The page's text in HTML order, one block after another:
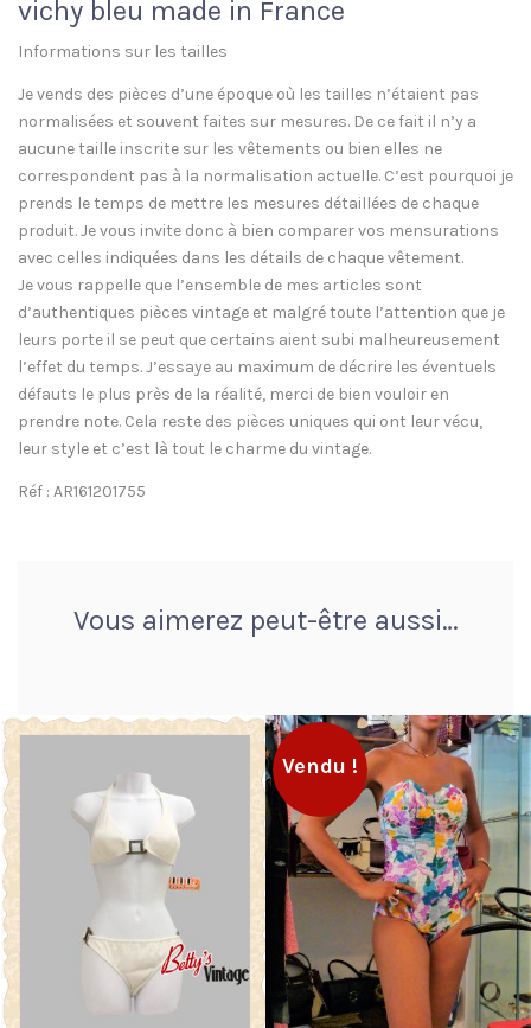
vichy bleu made in France
Informations sur les tailles
Je vends des pièces d’une époque où les tailles n’étaient pas
normalisées et souvent faites sur mesures. De ce fait il n’y a
aucune taille inscrite sur les vêtements ou bien elles ne
correspondent pas à la normalisation actuelle. C’est pourquoi je
prends le temps de mettre les mesures détaillées de chaque
produit. Je vous invite donc à bien comparer vos mensurations
avec celles indiquées dans les détails de chaque vêtement.
Je vous rappelle que l’ensemble de mes articles sont
d’authentiques pièces vintage et malgré toute l’attention que je
leurs porte il se peut que certains aient subi malheureusement
l’effet du temps. J’essaye au maximum de décrire les éventuels
défauts le plus près de la réalité, merci de bien vouloir en
prendre note. Cela reste des pièces uniques qui ont leur vécu,
leur style et c’est là tout le charme du vintage.
Réf : AR161201755
Vous aimerez peut-être aussi…
Vendu !